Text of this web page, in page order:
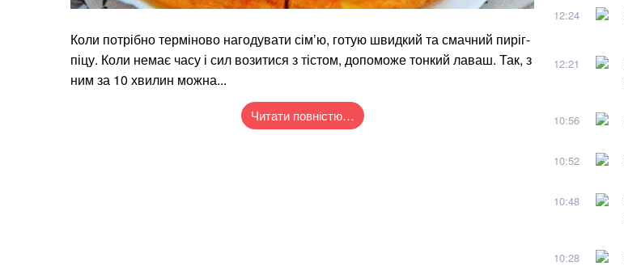
Коли потрібно терміново нагодувати сім’ю, готую швидкий та смачний пиріг-
піцу. Коли немає часу і сил возитися з тістом, допоможе тонкий лаваш. Так, з
ним за 10 хвилин можна...
Читати повністю…
12:24
12:21
10:56
10:52
10:48
10:28